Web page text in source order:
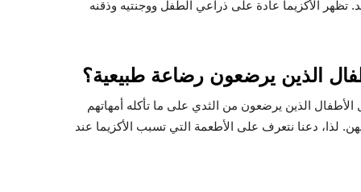
تظهر الأكزيما عادة على ذراعي الطفل ووجنتيه وذقنه
الذين يرضعون رضاعة طبيعية؟
الذين يرضعون من الثدي على ما تأكله أمهاتهم
لذا، دعنا نتعرف على الأطعمة التي تسبب الأكزيما عند